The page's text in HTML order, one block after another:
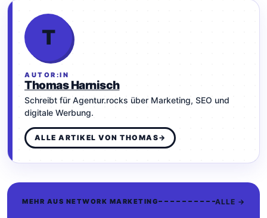
T
AUTOR:IN
Thomas Harnisch
Schreibt für Agentur.rocks über Marketing, SEO und
digitale Werbung.
ALLE ARTIKEL VON THOMAS→
MEHR AUS NETWORK MARKETING ALLE →